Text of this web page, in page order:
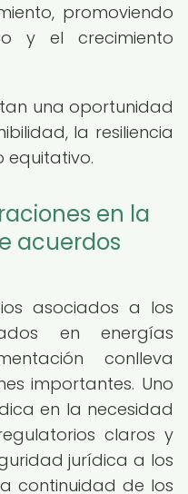
promoviendo
y el crecimiento
una oportunidad
la resiliencia
equitativo.
en la
acuerdos
asociados a los
en energías
conlleva
importantes. Uno
en la necesidad
claros y
jurídica a los
continuidad de los